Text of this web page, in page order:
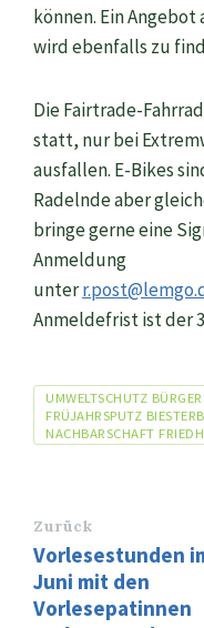
können. Ein
wird ebenfalls zu
Die Fairtrade-
statt, nur bei
ausfallen. E-Bikes
Radelnde aber
bringe gerne eine
Anmeldung
unter
Anmeldefrist ist der
Tags
UMWELTSCHUTZ
FRÜJAHRSPUTZ
NACHBARSCHAFT
Zurück
Vorlesestunden
Juni mit den
Vorlesepatinnen